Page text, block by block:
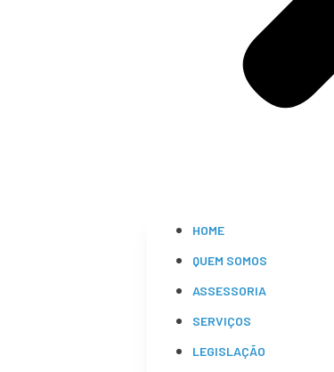
HOME
QUEM SOMOS
ASSESSORIA
SERVIÇOS
LEGISLAÇÃO